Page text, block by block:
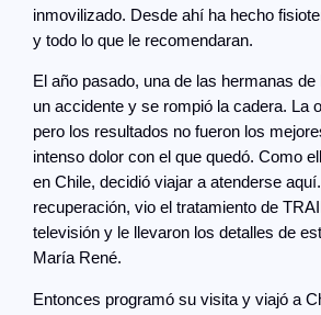
inmovilizado. Desde ahí ha hecho
y todo lo que le recomendaran.
El año pasado, una de las hermanas
un accidente y se rompió la cadera. La
pero los resultados no fueron los
intenso dolor con el que quedó. Como
en Chile, decidió viajar a atenderse
recuperación, vio el tratamiento de
televisión y le llevaron los detalles de
María René.
Entonces programó su visita y viajó a